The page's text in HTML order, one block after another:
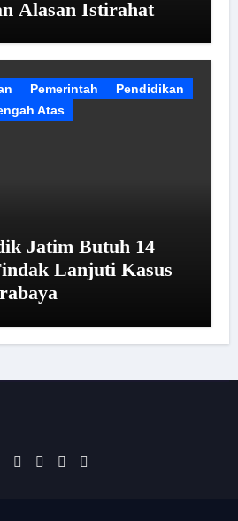
Alasan Istirahat
Pemerintah
Pendidikan
Atas
Jatim Butuh 14
Lanjuti Kasus